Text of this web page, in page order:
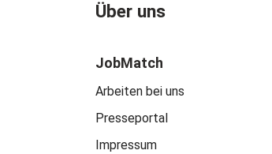
Über uns
JobMatch
Arbeiten bei uns
Presseportal
Impressum